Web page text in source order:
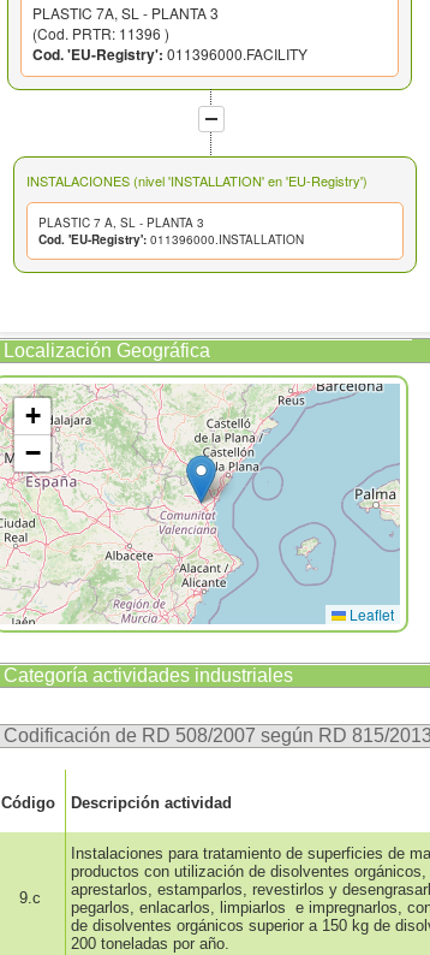
PLASTIC 7A, SL - PLANTA 3
(Cod. PRTR: 11396 )
Cod. 'EU-Registry': 011396000.FACILITY
INSTALACIONES (nivel 'INSTALLATION' en 'EU-Registry')
PLASTIC 7 A, SL - PLANTA 3
Cod. 'EU-Registry':011396000.INSTALLATION
Localización Geográfica
+
−
Leaflet
Categoría actividades industriales
Codificación de RD 508/2007 según RD 815/2013
Código Descripción actividad
9.c
Instalaciones para tratamiento de superficies de
productos con utilización de disolventes orgánicos,
aprestarlos, estamparlos, revestirlos y
pegarlos, enlacarlos, limpiarlos e impregnarlos,
de disolventes orgánicos superior a 150 kg de
200 toneladas por año.